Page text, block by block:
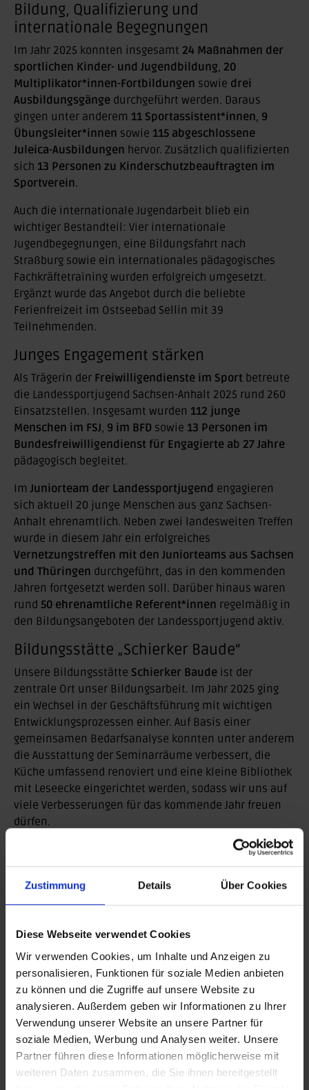
Zustimmung Details Über Cookies
Diese Webseite verwendet Cookies
Wir verwenden Cookies, um Inhalte und Anzeigen zu
personalisieren, Funktionen für soziale Medien anbieten
zu können und die Zugriffe auf unsere Website zu
analysieren. Außerdem geben wir Informationen zu Ihrer
Verwendung unserer Website an unsere Partner für
soziale Medien, Werbung und Analysen weiter. Unsere
Partner führen diese Informationen möglicherweise mit
weiteren Daten zusammen, die Sie ihnen bereitgestellt
Bildung, Qualifizierung und
internationale Begegnungen
Im Jahr 2025 konnten insgesamt 24 Maßnahmen der
sportlichen Kinder- und Jugendbildung, 20
Multiplikator*innen-Fortbildungen sowie drei
Ausbildungsgänge durchgeführt werden. Daraus
gingen unter anderem 11 Sportassistent*innen, 9
Übungsleiter*innen sowie 115 abgeschlossene
Juleica-Ausbildungen hervor. Zusätzlich qualifizierten
sich 13 Personen zu Kinderschutzbeauftragten im
Sportverein.
Auch die internationale Jugendarbeit blieb ein
wichtiger Bestandteil: Vier internationale
Jugendbegegnungen, eine Bildungsfahrt nach
Straßburg sowie ein internationales pädagogisches
Fachkräftetraining wurden erfolgreich umgesetzt.
Ergänzt wurde das Angebot durch die beliebte
Ferienfreizeit im Ostseebad Sellin mit 39
Teilnehmenden.
Junges Engagement stärken
Als Trägerin der Freiwilligendienste im Sport betreute
die Landessportjugend Sachsen-Anhalt 2025 rund 260
Einsatzstellen. Insgesamt wurden 112 junge
Menschen im FSJ, 9 im BFD sowie 13 Personen im
Bundesfreiwilligendienst für Engagierte ab 27 Jahre
pädagogisch begleitet.
Im Juniorteam der Landessportjugend engagieren
sich aktuell 20 junge Menschen aus ganz Sachsen-
Anhalt ehrenamtlich. Neben zwei landesweiten Treffen
wurde in diesem Jahr ein erfolgreiches
Vernetzungstreffen mit den Juniorteams aus Sachsen
und Thüringen durchgeführt, das in den kommenden
Jahren fortgesetzt werden soll. Darüber hinaus waren
rund 50 ehrenamtliche Referent*innen regelmäßig in
den Bildungsangeboten der Landessportjugend aktiv.
Bildungsstätte „Schierker Baude“
Unsere Bildungsstätte Schierker Baude ist der
zentrale Ort unser Bildungsarbeit. Im Jahr 2025 ging
ein Wechsel in der Geschäftsführung mit wichtigen
Entwicklungsprozessen einher. Auf Basis einer
gemeinsamen Bedarfsanalyse konnten unter anderem
die Ausstattung der Seminarräume verbessert, die
Küche umfassend renoviert und eine kleine Bibliothek
mit Leseecke eingerichtet werden, sodass wir uns auf
viele Verbesserungen für das kommende Jahr freuen
dürfen.
Landessportjugend Sachsen-Anhalt in die
Weihnachtspause und blickt dankbar zurück auf ein
Erfolge.
„Das Sportjugendjahr 2025 war für uns
alle eine unvergessliche Reise voller
besonderer Momente. Gemeinsam
haben wir viel erreicht und zahlreiche
Highlights erlebt. Es war ein Jahr des